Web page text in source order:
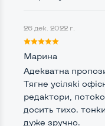
Полноразмерная
Оптический
Операционная
26 дек. 2022 г.
Марина
Адекватна
Тягне усілякі
редактори,
досить тихо.
дуже зручно.